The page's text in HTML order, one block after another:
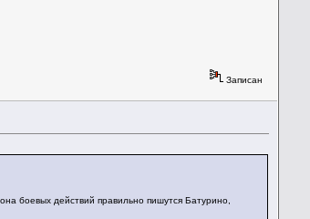
Записан
боевых действий правильно пишутся Батурино,